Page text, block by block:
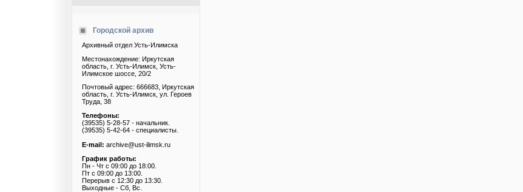
Городской архив
Архивный отдел Усть-Илимска
Местонахождение: Иркутская
область, г. Усть-Илимск, Усть-
Илимское шоссе, 20/2
Почтовый адрес: 666683, Иркутская
область, г. Усть-Илимск, ул. Героев
Труда, 38
Телефоны:
(39535) 5-28-57 - начальник.
(39535) 5-42-64 - специалисты.
E-mail: archive@ust-ilimsk.ru
График работы:
Пн - Чт с 09:00 до 18:00.
Пт с 09:00 до 13:00.
Перерыв с 12:30 до 13:30.
Выходные - Сб, Вс.